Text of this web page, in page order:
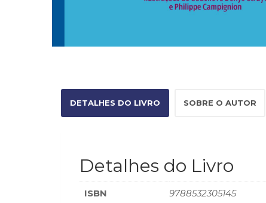
DETALHES DO LIVRO SOBRE O AUTOR
Detalhes do Livro
ISBN 9788532305145